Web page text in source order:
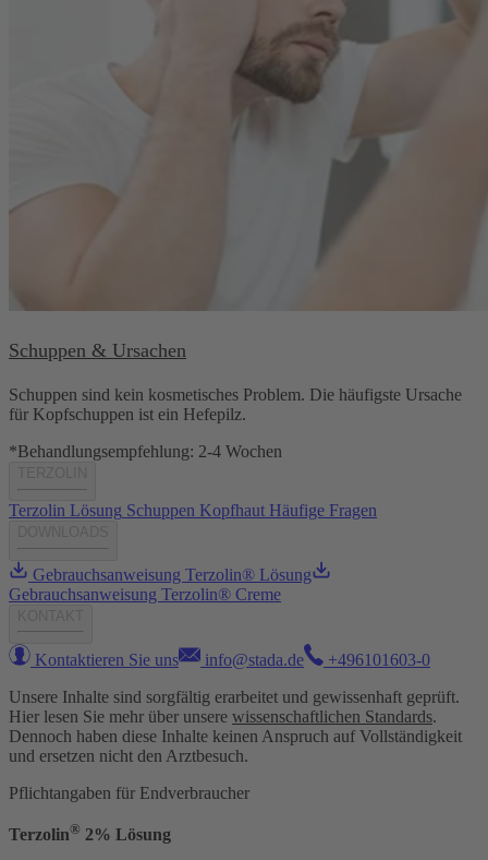
Schuppen & Ursachen
Schuppen sind kein kosmetisches Problem. Die häufigste Ursache
für Kopfschuppen ist ein Hefepilz.
*Behandlungsempfehlung: 2-4 Wochen
Terzolin Lösung Schuppen Kopfhaut Häufige Fragen
Gebrauchsanweisung Terzolin® Lösung
Gebrauchsanweisung Terzolin® Creme
Kontaktieren Sie uns info@stada.de
+496101603-0
Unsere Inhalte sind sorgfältig erarbeitet und gewissenhaft geprüft.
Hier lesen Sie mehr über unsere wissenschaftlichen Standards.
Dennoch haben diese Inhalte keinen Anspruch auf Vollständigkeit
und ersetzen nicht den Arztbesuch.
Pflichtangaben für Endverbraucher
Terzolin® 2% Lösung